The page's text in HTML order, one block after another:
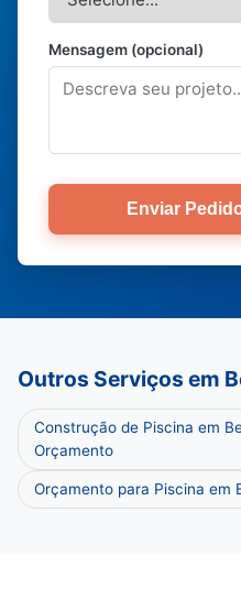
Mensagem (opcional)
Enviar
Outros Serviços em
Construção de Piscina em
Orçamento
Orçamento para Piscina em